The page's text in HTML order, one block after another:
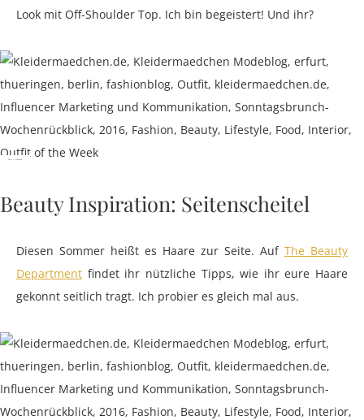
Look mit Off-Shoulder Top. Ich bin begeistert! Und ihr?
Foto: Le Fashion
Beauty Inspiration: Seitenscheitel
Diesen Sommer heißt es Haare zur Seite. Auf The Beauty
Department findet ihr nützliche Tipps, wie ihr eure Haare
gekonnt seitlich tragt. Ich probier es gleich mal aus.